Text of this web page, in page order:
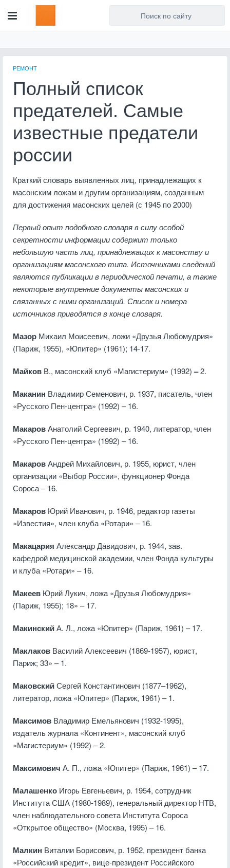
РЕМОНТ
Полный список
предателей. Самые
известные предатели
россии
Краткий словарь выявленных лиц, принадлежащих к
масонским ложам и другим организациям, созданным
для достижения масонских целей (с 1945 по 2000)
Первый опыт подобного словаря в силу особой
секретности информации содержит только
небольшую часть лиц, принадлежащих к масонству и
организациям масонского типа. Источниками сведений
являются публикации в периодической печати, а также
некоторые внутренние документы масонских и
связанных с ними организаций. Список и номера
источников приводятся в конце словаря.
Мазор Михаил Моисеевич, ложи «Друзья Любомудрия»
(Париж, 1955), «Юпитер» (1961); 14-17.
Майков В., масонский клуб «Магистериум» (1992)–2.
Маканин Владимир Семенович, р. 1937, писатель, член
«Русского Пен-центра» (1992) – 16.
МакаровАнатолий Сергеевич, р. 1940, литератор, член
«Русского Пен-центра» (1992) – 16.
МакаровАндрей Михайлович, р. 1955, юрист, член
организации «Выбор России», функционер Фонда
Сороса – 16.
Макаров Юрий Иванович, р. 1946, редактор газеты
«Известия», член клуба «Ротари» – 16.
Макацария Александр Давидович, р. 1944, зав.
кафедрой медицинской академии, член Фонда культуры
и клуба «Ротари» – 16.
Макеев Юрий Лукич, ложа «Друзья Любомудрия»
(Париж, 1955); 18» – 17.
МакинскийА. Л., ложа «Юпитер» (Париж, 1961) – 17.
Маклаков Василий Алексеевич (1869-1957), юрист,
Париж; 33» – 1.
МаковскийСергей Константинович (1877–1962),
литератор, ложа «Юпитер» (Париж, 1961) – 1.
Максимов Владимир Емельянович (1932-1995),
издатель журнала «Континент», масонский клуб
«Магистериум» (1992) – 2.
Максимович А. П., ложа «Юпитер» (Париж, 1961) – 17.
Малашенко Игорь Евгеньевич, р. 1954, сотрудник
Института США (1980-1989), генеральный директор НТВ,
член наблюдательного совета Института Сороса
«Открытое общество» (Москва, 1995) – 16.
Малкин Виталии Борисович, р. 1952, президент банка
«Российский кредит», вице-президент Российского
Для любых предложений по
сайту: artist71@cp9.ru